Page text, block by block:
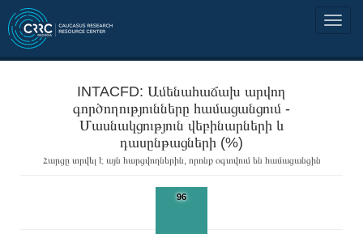
INTACFD: Ամենահաճախ արվող
գործողությունները համացանցում -
Մասնակցություն վեբինարների և
դասընթացների (%)
Հարցը տրվել է այն հարցվողներին, որոնք օգտվում են համացանցին
96